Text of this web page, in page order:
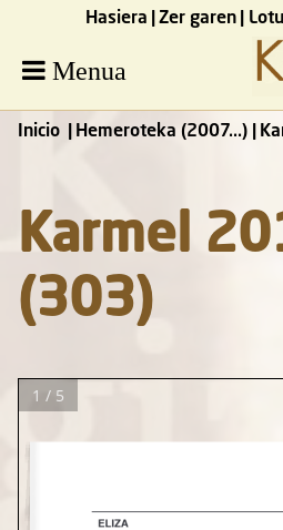
Hasiera Zer garen
Menua
Inicio Hemeroteka (2007...)
Karmel
(303)
1 / 5